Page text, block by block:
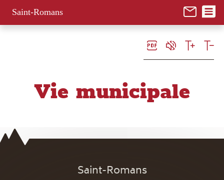
Saint-Romans
Vie municipale
Saint-Romans